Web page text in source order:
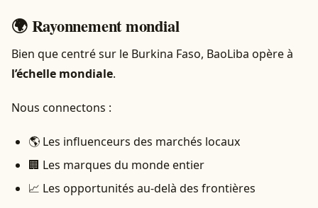
🌍 Rayonnement mondial
Bien que centré sur le Burkina Faso, BaoLiba opère à
l’échelle mondiale.
Nous connectons :
🌎 Les influenceurs des marchés locaux
🏢 Les marques du monde entier
📈 Les opportunités au-delà des frontières